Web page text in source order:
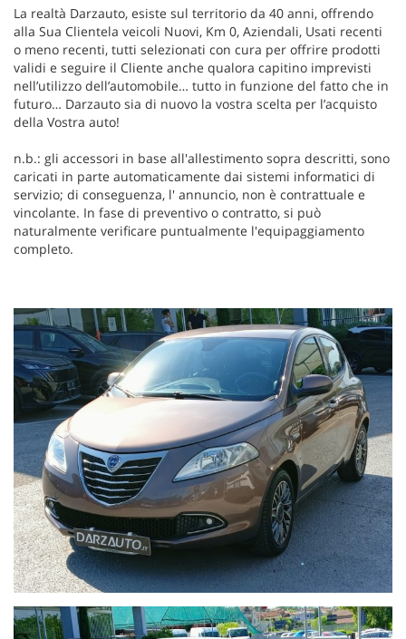
La realtà Darzauto, esiste sul territorio da 40 anni, offrendo
alla Sua Clientela veicoli Nuovi, Km 0, Aziendali, Usati recenti
o meno recenti, tutti selezionati con cura per offrire prodotti
validi e seguire il Cliente anche qualora capitino imprevisti
nell’utilizzo dell’automobile… tutto in funzione del fatto che in
futuro… Darzauto sia di nuovo la vostra scelta per l’acquisto
della Vostra auto!
n.b.: gli accessori in base all'allestimento sopra descritti, sono
caricati in parte automaticamente dai sistemi informatici di
servizio; di conseguenza, l' annuncio, non è contrattuale e
vincolante. In fase di preventivo o contratto, si può
naturalmente verificare puntualmente l'equipaggiamento
completo.